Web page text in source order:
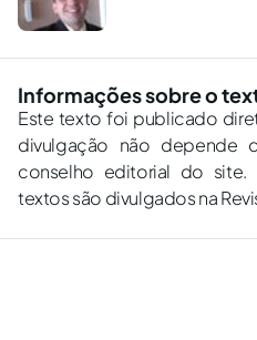
Informações sobre o
Este texto foi publicado
divulgação não depende
conselho editorial do site.
textos são divulgados na